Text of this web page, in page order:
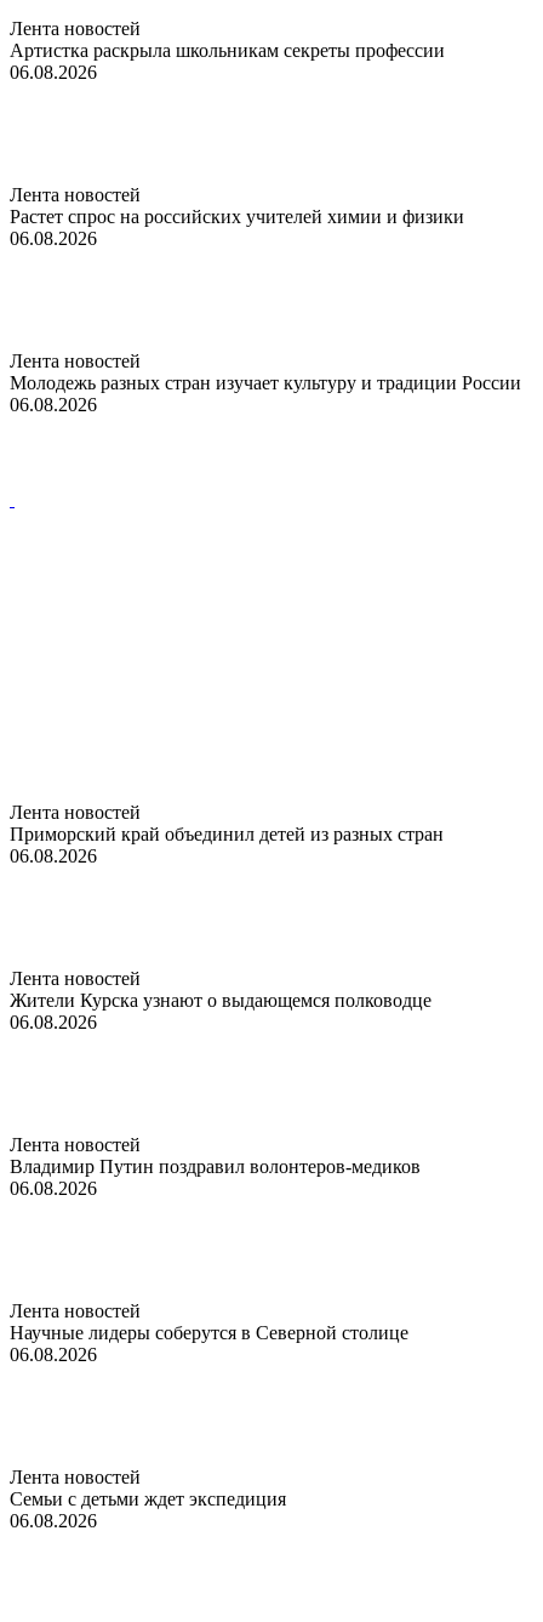
Лента новостей
Артистка раскрыла школьникам секреты профессии
06.08.2026
Лента новостей
Растет спрос на российских учителей химии и физики
06.08.2026
Лента новостей
Молодежь разных стран изучает культуру и традиции России
06.08.2026
Лента новостей
Приморский край объединил детей из разных стран
06.08.2026
Лента новостей
Жители Курска узнают о выдающемся полководце
06.08.2026
Лента новостей
Владимир Путин поздравил волонтеров-медиков
06.08.2026
Лента новостей
Научные лидеры соберутся в Северной столице
06.08.2026
Лента новостей
Семьи с детьми ждет экспедиция
06.08.2026